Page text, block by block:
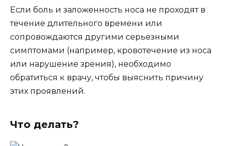
Если боль и заложенность носа не проходят в
течение длительного времени или
сопровождаются другими серьезными
симптомами (например, кровотечение из носа
или нарушение зрения), необходимо
обратиться к врачу, чтобы выяснить причину
этих проявлений.
Что делать?